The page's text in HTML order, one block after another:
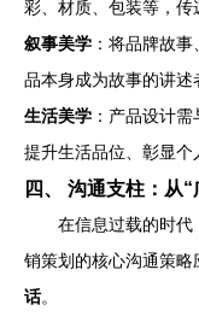
彩、材质、包装等，传
叙事美学 ：将品牌故
品本身成为故事的讲述
生活美学 ：产品设计
提升生活品位、彰显个
四、 沟通支柱：从
在信息过载的时代
销策划的核心沟通策
话。